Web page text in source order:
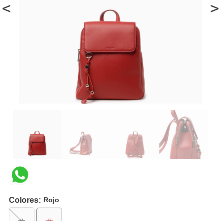
< >
Colores: Rojo